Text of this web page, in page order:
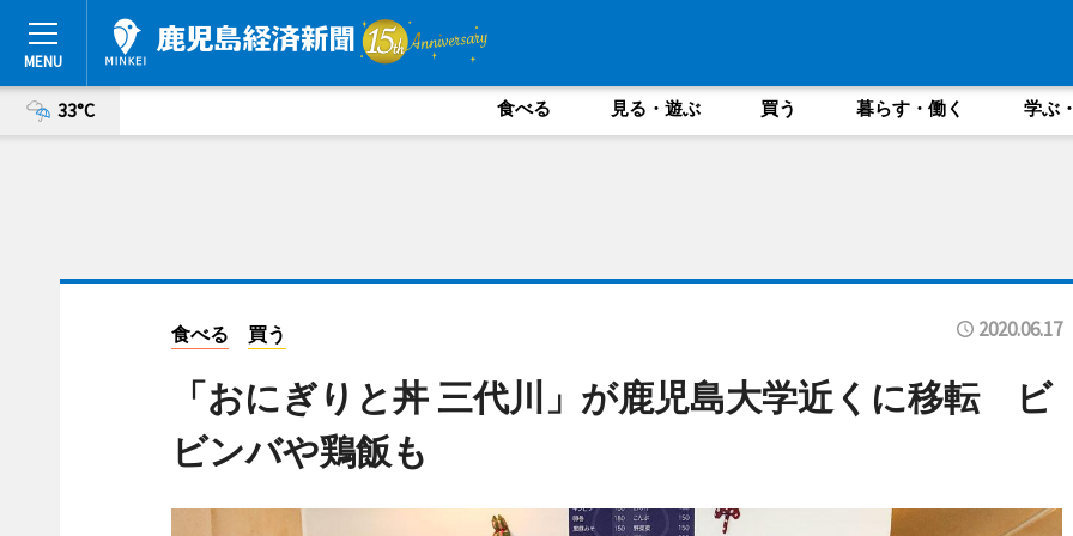
33°C 食べる 見る・遊ぶ 買う 暮らす・働く 学ぶ
食べる 買う 2020.06.17
「おにぎりと丼 三代川」が鹿児島大学近くに移転 ビ
ビンバや鶏飯も